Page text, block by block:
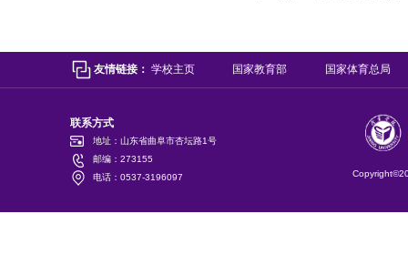
友情链接： 学校主页 国家教育部 国家体育总局
联系方式
地址：山东省曲阜市杏坛路1号
邮编：273155
电话：0537-3196097